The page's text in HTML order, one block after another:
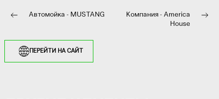
Автомойка - MUSTANG
Компания - America
House
ПЕРЕЙТИ НА САЙТ